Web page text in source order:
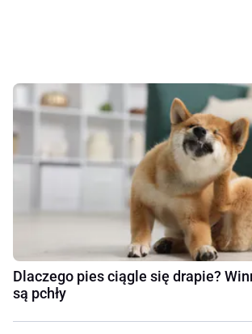
Dlaczego pies ciągle się drapie?
są pchły